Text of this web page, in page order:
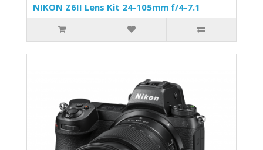
NIKON Z6II Lens Kit 24-105mm f/4-7.1